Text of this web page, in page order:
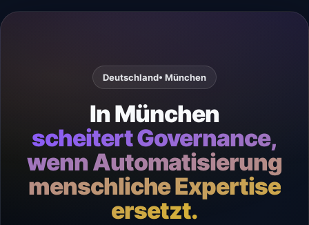
Deutschland• München
In München
scheitert Governance,
wenn Automatisierung
menschliche Expertise
ersetzt.